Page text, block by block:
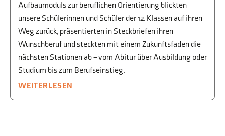
Aufbaumoduls zur beruflichen Orientierung blickten
unsere Schülerinnen und Schüler der 12. Klassen auf ihren
Weg zurück, präsentierten in Steckbriefen ihren
Wunschberuf und steckten mit einem Zukunftsfaden die
nächsten Stationen ab – vom Abitur über Ausbildung oder
Studium bis zum Berufseinstieg.
WEITERLESEN